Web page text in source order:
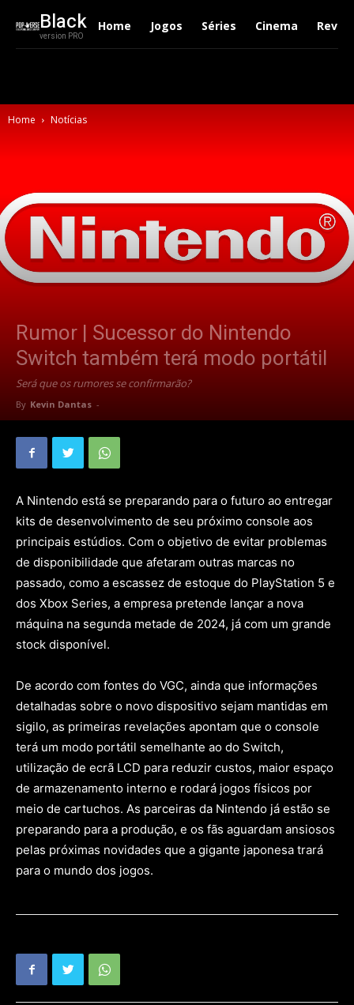
Black
version PRO
Home Jogos Séries Cinema
Home Notícias
Rumor | Sucessor do Nintendo
Switch também terá modo portátil
Será que os rumores se confirmarão?
By Kevin Dantas -
A Nintendo está se preparando para o futuro ao entregar
kits de desenvolvimento de seu próximo console aos
principais estúdios. Com o objetivo de evitar problemas
de disponibilidade que afetaram outras marcas no
passado, como a escassez de estoque do PlayStation 5 e
dos Xbox Series, a empresa pretende lançar a nova
máquina na segunda metade de 2024, já com um grande
stock disponível.
De acordo com fontes do VGC, ainda que informações
detalhadas sobre o novo dispositivo sejam mantidas em
sigilo, as primeiras revelações apontam que o console
terá um modo portátil semelhante ao do Switch,
utilização de ecrã LCD para reduzir custos, maior espaço
de armazenamento interno e rodará jogos físicos por
meio de cartuchos. As parceiras da Nintendo já estão se
preparando para a produção, e os fãs aguardam ansiosos
pelas próximas novidades que a gigante japonesa trará
para o mundo dos jogos.